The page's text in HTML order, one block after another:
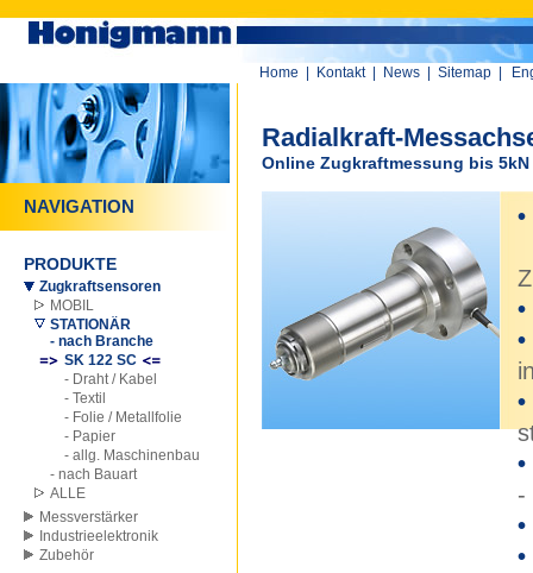
Home Kontakt News Sitemap
NAVIGATION
PRODUKTE
Zugkraftsensoren
MOBIL
STATIONÄR
- nach Branche
SK 122 SC
- Draht / Kabel
- Textil
- Folie / Metallfolie
- Papier
- allg. Maschinenbau
- nach Bauart
ALLE
Messverstärker
Industrieelektronik
Zubehör
Radialkraft-
Online Zugkraftmessung bis
•
•
•
•
-
•
•